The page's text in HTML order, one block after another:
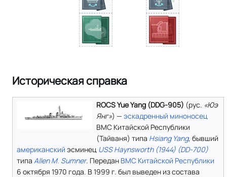
Историческая справка
ROCS Yue Yang (DDG-905) (рус. «Юэ
Янг») — эскадренный миноносец
ВМС Китайской Республики
(Тайваня) типа Hsiang Yang, бывший
американский эсминец USS Haynsworth (1944) (DD-700)
типа Allen M. Sumner. Передан ВМС Китайской Республики
6 октября 1970 года. В 1999 г. был выведен из состава